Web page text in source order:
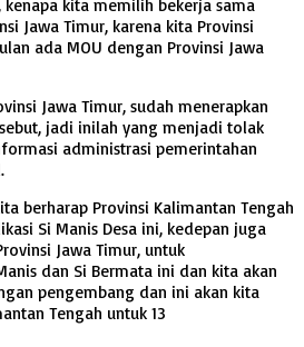
kita memilih bekerja sama
Jawa Timur, karena kita Provinsi
ada MOU dengan Provinsi Jawa
Jawa Timur, sudah menerapkan
jadi inilah yang menjadi tolak
administrasi pemerintahan
berharap Provinsi Kalimantan Tengah
Si Manis Desa ini, kedepan juga
Jawa Timur, untuk
dan Si Bermata ini dan kita akan
pengembang dan ini akan kita
Tengah untuk 13